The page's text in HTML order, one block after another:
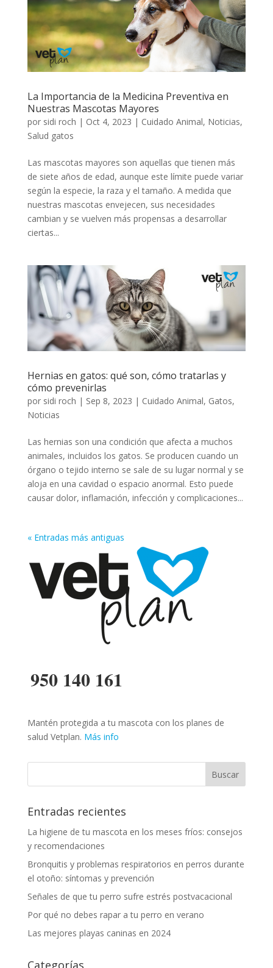
La Importancia de la Medicina Preventiva en
Nuestras Mascotas Mayores
por sidi roch | Oct 4, 2023 | Cuidado Animal, Noticias,
Salud gatos
Las mascotas mayores son aquellas que tienen más
de siete años de edad, aunque este límite puede variar
según la especie, la raza y el tamaño. A medida que
nuestras mascotas envejecen, sus necesidades
cambian y se vuelven más propensas a desarrollar
ciertas...
Hernias en gatos: qué son, cómo tratarlas y
cómo prevenirlas
por sidi roch | Sep 8, 2023 | Cuidado Animal, Gatos,
Noticias
Las hernias son una condición que afecta a muchos
animales, incluidos los gatos. Se producen cuando un
órgano o tejido interno se sale de su lugar normal y se
aloja en una cavidad o espacio anormal. Esto puede
causar dolor, inflamación, infección y complicaciones...
« Entradas más antiguas
950 140 161
Mantén protegida a tu mascota con los planes de
salud Vetplan. Más info
Entradas recientes
La higiene de tu mascota en los meses fríos: consejos
y recomendaciones
Bronquitis y problemas respiratorios en perros durante
el otoño: síntomas y prevención
Señales de que tu perro sufre estrés postvacacional
Por qué no debes rapar a tu perro en verano
Las mejores playas caninas en 2024
Categorías